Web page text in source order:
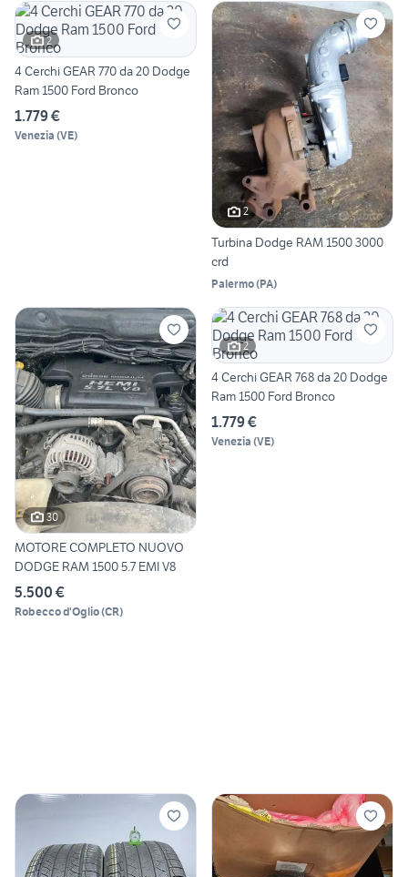
2
4 Cerchi GEAR 770 da 20 Dodge
Ram 1500 Ford Bronco
1.779 €
Venezia (VE)
2
Turbina Dodge RAM 1500 3000
crd
Palermo(PA)
30
MOTORE COMPLETO NUOVO
DODGE RAM 1500 5.7 EMI V8
5.500 €
Robecco d'Oglio(CR)
2
4 Cerchi GEAR 768 da 20 Dodge
Ram 1500 Ford Bronco
1.779 €
Venezia (VE)